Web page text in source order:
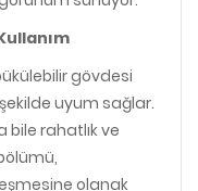
gövdesi
uyum sağlar.
bile rahatlık ve
olanak